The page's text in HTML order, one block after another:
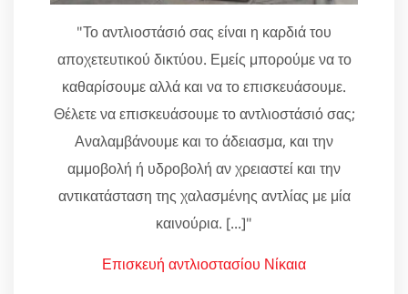
"Το αντλιοστάσιό σας είναι η καρδιά του
αποχετευτικού δικτύου. Εμείς μπορούμε να το
καθαρίσουμε αλλά και να το επισκευάσουμε.
Θέλετε να επισκευάσουμε το αντλιοστάσιό σας;
Αναλαμβάνουμε και το άδειασμα, και την
αμμοβολή ή υδροβολή αν χρειαστεί και την
αντικατάσταση της χαλασμένης αντλίας με μία
καινούρια. [...]"
Επισκευή αντλιοστασίου Νίκαια